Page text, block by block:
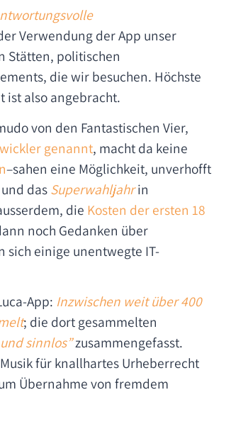
Verwendung der App unser
Stätten, politischen
die wir besuchen. Höchste
ist also angebracht.
von den Fantastischen Vier,
genannt, macht da keine
–sahen eine Möglichkeit, unverhofft
dasSuperwahljahrin
die Kosten der ersten 18
noch Gedanken über
sich einige unentwegte IT-
App: Inzwischen weit über 400
; die dort gesammelten
sinnlos”zusammengefasst.
für knallhartes Urheberrecht
Übernahme von fremdem